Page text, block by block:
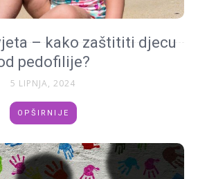
– kako zaštititi djecu
pedofilije?
5 LIPNJA, 2024
OPŠIRNIJE